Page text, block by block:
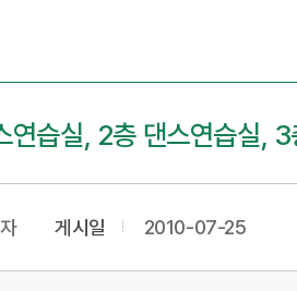
연습실, 2층 댄스연습실,
게시일 2010-07-25